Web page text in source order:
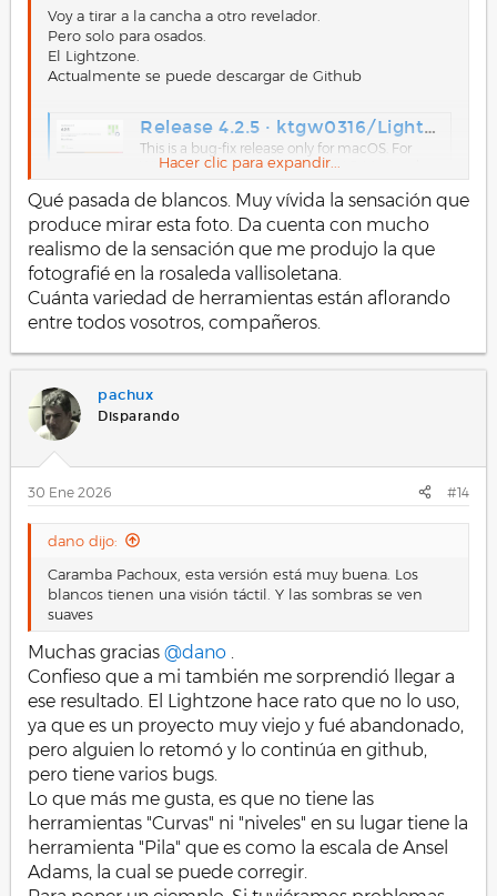
Voy a tirar a la cancha a otro revelador.
Pero solo para osados.
El Lightzone.
Actualmente se puede descargar de Github
Release 4.2.5 · ktgw0316/LightZone
This is a bug-fix release only for macOS. For
Windows and Linux, please use 4.2.4 instead.
Bug fixes macOS -- Add missing libraries and
code signing (#265)
github.com
Aquí hay una breve reseña, pero la página a la que se
hace referencia no existe más.
LightZone: un Editor de Fotos Gratuito que deberías Conocer
Existen alternativas a los programas de edición
Este es mi resultado.
Hacer clic para expandir...
Qué pasada de blancos. Muy vívida la sensación que
produce mirar esta foto. Da cuenta con mucho
realismo de la sensación que me produjo la que
fotografié en la rosaleda vallisoletana.
Cuánta variedad de herramientas están aflorando
entre todos vosotros, compañeros.
pachux
Disparando
30 Ene 2026 #14
dano dijo:
Caramba Pachoux, esta versión está muy buena. Los
blancos tienen una visión táctil. Y las sombras se ven
suaves
Muchas gracias @dano
Confieso que a mi también me sorprendió llegar a
ese resultado. El Lightzone hace rato que no lo uso,
ya que es un proyecto muy viejo y fué abandonado,
pero alguien lo retomó y lo continúa en github,
pero tiene varios bugs.
Lo que más me gusta, es que no tiene las
herramientas "Curvas" ni "niveles" en su lugar tiene la
herramienta "Pila" que es como la escala de Ansel
Adams, la cual se puede corregir.